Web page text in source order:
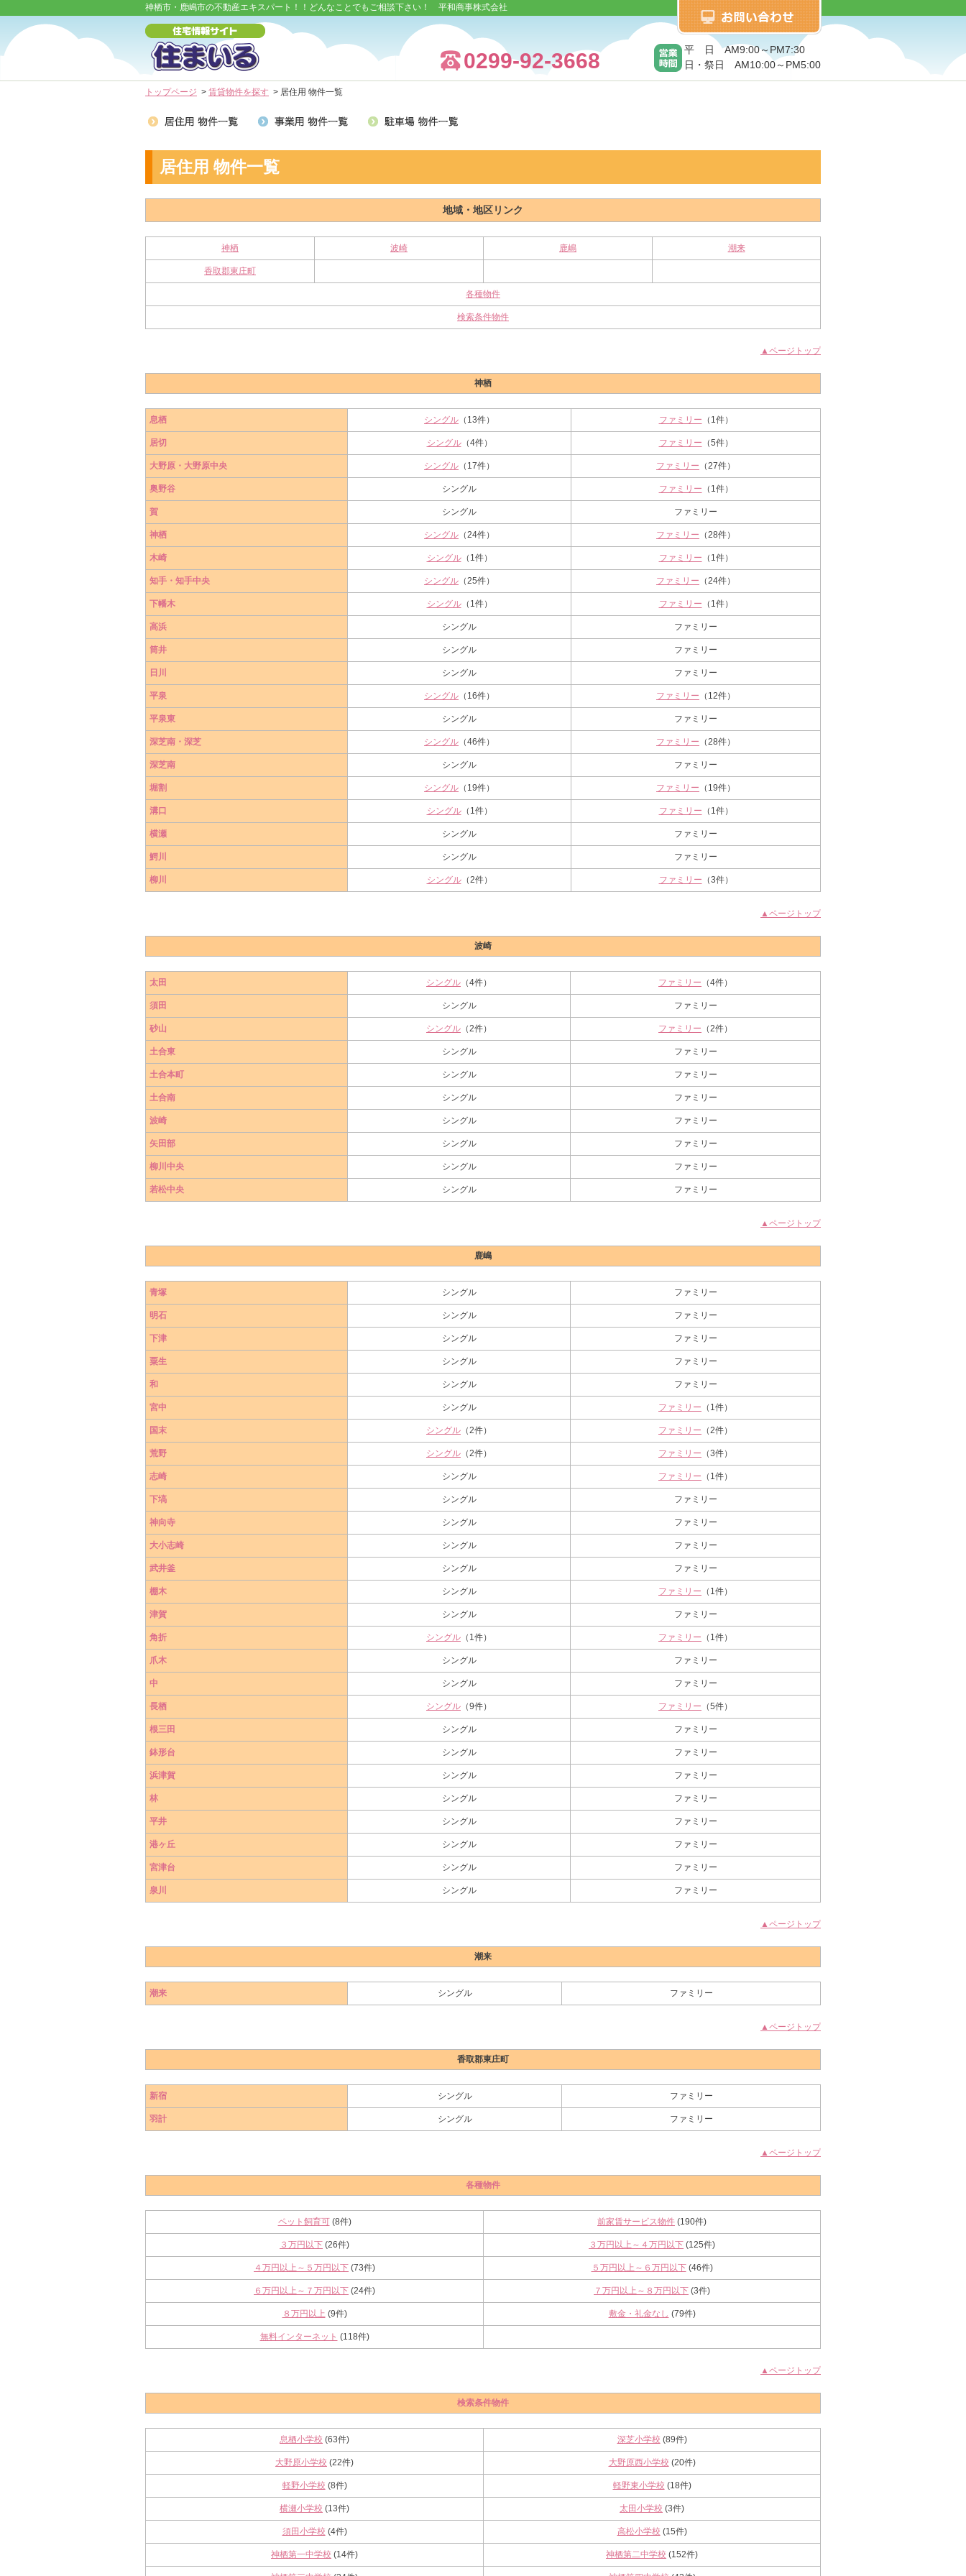
神栖市・鹿嶋市の不動産エキスパート！！どんなことでもご相談下さい！ 平和商事株式会社
0299-92-3668
平 日 AM9:00～PM7:30
日・祭日 AM10:00～PM5:00
トップページ > 賃貸物件を探す > 居住用 物件一覧
居住用 物件一覧
地域・地区リンク
神栖 波崎 鹿嶋 潮来
香取郡東庄町
各種物件
検索条件物件
▲ページトップ
神栖
息栖 シングル （13件） ファミリー （1件）
居切 シングル（4件） ファミリー （5件）
大野原・大野原中央 シングル （17件） ファミリー （27件）
奥野谷 シングル ファミリー （1件）
賀 シングル ファミリー
神栖 シングル （24件） ファミリー （28件）
木崎 シングル（1件） ファミリー （1件）
知手・知手中央 シングル （25件） ファミリー （24件）
下幡木 シングル（1件） ファミリー （1件）
高浜 シングル ファミリー
筒井 シングル ファミリー
日川 シングル ファミリー
平泉 シングル （16件） ファミリー （12件）
平泉東 シングル ファミリー
深芝南・深芝 シングル （46件） ファミリー （28件）
深芝南 シングル ファミリー
堀割 シングル （19件） ファミリー （19件）
溝口 シングル（1件） ファミリー （1件）
横瀬 シングル ファミリー
鰐川 シングル ファミリー
柳川 シングル（2件） ファミリー （3件）
▲ページトップ
波崎
太田 シングル （4件） ファミリー （4件）
須田 シングル ファミリー
砂山 シングル （2件） ファミリー （2件）
土合東 シングル ファミリー
土合本町 シングル ファミリー
土合南 シングル ファミリー
波崎 シングル ファミリー
矢田部 シングル ファミリー
柳川中央 シングル ファミリー
若松中央 シングル ファミリー
▲ページトップ
鹿嶋
青塚 シングル ファミリー
明石 シングル ファミリー
下津 シングル ファミリー
粟生 シングル ファミリー
和 シングル ファミリー
宮中 シングル ファミリー （1件）
国末 シングル （2件） ファミリー （2件）
荒野 シングル （2件） ファミリー （3件）
志崎 シングル ファミリー （1件）
下塙 シングル ファミリー
神向寺 シングル ファミリー
大小志崎 シングル ファミリー
武井釜 シングル ファミリー
棚木 シングル ファミリー （1件）
津賀 シングル ファミリー
角折 シングル （1件） ファミリー （1件）
爪木 シングル ファミリー
中 シングル ファミリー
長栖 シングル （9件） ファミリー （5件）
根三田 シングル ファミリー
鉢形台 シングル ファミリー
浜津賀 シングル ファミリー
林 シングル ファミリー
平井 シングル ファミリー
港ヶ丘 シングル ファミリー
宮津台 シングル ファミリー
泉川 シングル ファミリー
▲ページトップ
潮来
潮来 シングル ファミリー
▲ページトップ
香取郡東庄町
新宿 シングル ファミリー
羽計 シングル ファミリー
▲ページトップ
各種物件
ペット飼育可(8件) 前家賃サービス物件 (190件)
３万円以下 (26件) ３万円以上～４万円以下 (125件)
４万円以上～５万円以下 (73件) ５万円以上～６万円以下(46件)
６万円以上～７万円以下 (24件) ７万円以上～８万円以下 (3件)
８万円以上 (9件) 敷金・礼金なし (79件)
無料インターネット (118件)
▲ページトップ
検索条件物件
息栖小学校 (63件) 深芝小学校 (89件)
大野原小学校 (22件) 大野原西小学校 (20件)
軽野小学校 (8件) 軽野東小学校 (18件)
横瀬小学校 (13件) 太田小学校 (3件)
須田小学校 (4件) 高松小学校 (15件)
神栖第一中学校 (14件) 神栖第二中学校 (152件)